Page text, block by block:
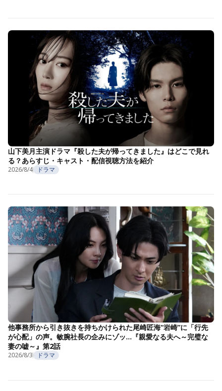
山下美月主演ドラマ『殺した夫が帰ってきました』はどこで見れ
る？あらすじ・キャスト・配信視聴方法を紹介
2026/8/4 ドラマ
他事務所から引き抜きを持ちかけられた尾崎匠海“岩崎”に「行先
が心配」の声。敏腕社長の企みにゾッ…『親愛なる夫へ～完璧な
妻の嘘～』第2話
2026/8/3 ドラマ